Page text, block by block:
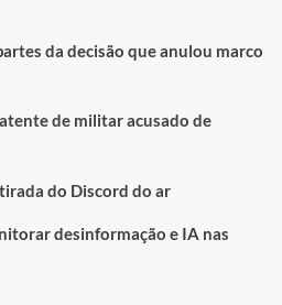
da decisão que anulou marco
de militar acusado de
do Discord do ar
desinformação e IA nas